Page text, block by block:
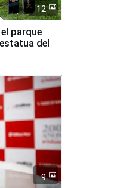
12
parque
del
9